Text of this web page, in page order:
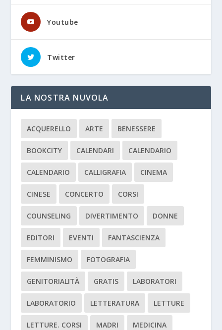
Youtube
Twitter
LA NOSTRA NUVOLA
ACQUERELLO ARTE BENESSERE
BOOKCITY CALENDARI CALENDARIO
CALENDARIO CALLIGRAFIA CINEMA
CINESE CONCERTO CORSI
COUNSELING DIVERTIMENTO DONNE
EDITORI EVENTI FANTASCIENZA
FEMMINISMO FOTOGRAFIA
GENITORIALITÀ GRATIS LABORATORI
LABORATORIO LETTERATURA LETTURE
LETTURE. CORSI MADRI MEDICINA